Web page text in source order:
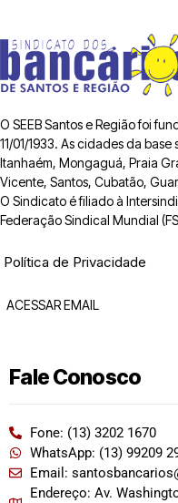
O SEEB Santos e Região foi
11/01/1933. As cidades da base
Itanhaém, Mongaguá, Praia
Vicente, Santos, Cubatão,
O Sindicato é filiado à
Federação Sindical Mundial
Política de Privacidade
ACESSAR EMAIL
Fale Conosco
Fone: (13) 3202 1670
WhatsApp: (13) 99209
Email:
Endereço: Av.